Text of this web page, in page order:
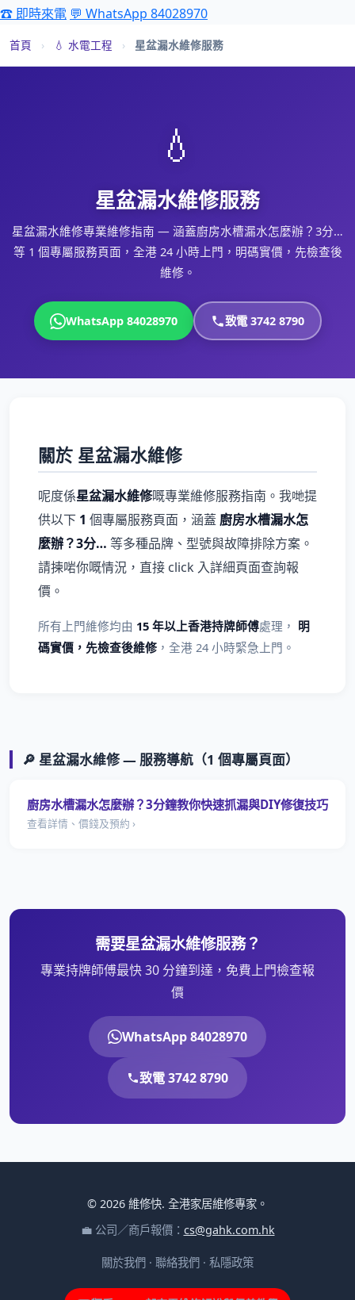
☎ 即時來電 💬 WhatsApp 84028970
首頁 › 💧 水電工程 › 星盆漏水維修服務
💧
星盆漏水維修服務
星盆漏水維修專業維修指南 — 涵蓋廚房水槽漏水怎麼辦？3分…
等 1 個專屬服務頁面，全港 24 小時上門，明碼實價，先檢查後
維修。
WhatsApp 84028970 致電 3742 8790
關於 星盆漏水維修
呢度係星盆漏水維修嘅專業維修服務指南。我哋提
供以下 1 個專屬服務頁面，涵蓋 廚房水槽漏水怎
麼辦？3分… 等多種品牌、型號與故障排除方案。
請揀啱你嘅情況，直接 click 入詳細頁面查詢報
價。
所有上門維修均由 15 年以上香港持牌師傅處理， 明
碼實價，先檢查後維修 ，全港 24 小時緊急上門。
🔎 星盆漏水維修 — 服務導航（1 個專屬頁面）
廚房水槽漏水怎麼辦？3分鐘教你快速抓漏與DIY修復技巧
查看詳情、價錢及預約 ›
需要星盆漏水維修服務？
專業持牌師傅最快 30 分鐘到達，免費上門檢查報
價
WhatsApp 84028970
致電 3742 8790
© 2026 維修快. 全港家居維修專家。
💼 公司／商戶報價： cs@gahk.com.hk
關於我們 · 聯絡我們 · 私隱政策